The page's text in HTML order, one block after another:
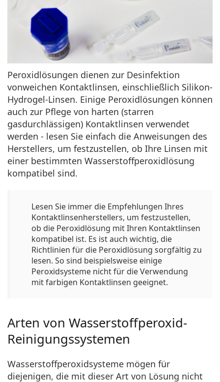
Peroxidlösungen dienen zur Desinfektion
vonweichen Kontaktlinsen, einschließlich Silikon-
Hydrogel-Linsen. Einige Peroxidlösungen können
auch zur Pflege von harten (starren
gasdurchlässigen) Kontaktlinsen verwendet
werden - lesen Sie einfach die Anweisungen des
Herstellers, um festzustellen, ob Ihre Linsen mit
einer bestimmten Wasserstoffperoxidlösung
kompatibel sind.
Lesen Sie immer die Empfehlungen Ihres
Kontaktlinsenherstellers, um festzustellen,
ob die Peroxidlösung mit Ihren Kontaktlinsen
kompatibel ist. Es ist auch wichtig, die
Richtlinien für die Peroxidlösung sorgfältig zu
lesen. So sind beispielsweise einige
Peroxidsysteme nicht für die Verwendung
mit farbigen Kontaktlinsen geeignet.
Arten von Wasserstoffperoxid-
Reinigungssystemen
Wasserstoffperoxidsysteme mögen für
diejenigen, die mit dieser Art von Lösung nicht